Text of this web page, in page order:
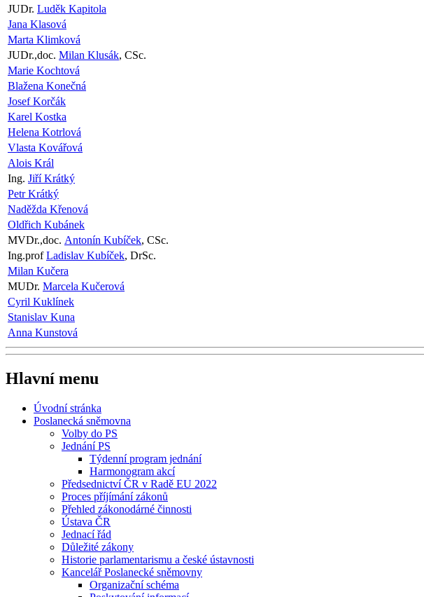
JUDr. Luděk Kapitola
Jana Klasová
Marta Klimková
JUDr.,doc. Milan Klusák, CSc.
Marie Kochtová
Blažena Konečná
Josef Korčák
Karel Kostka
Helena Kotrlová
Vlasta Kovářová
Alois Král
Ing. Jiří Krátký
Petr Krátký
Naděžda Křenová
Oldřich Kubánek
MVDr.,doc. Antonín Kubíček, CSc.
Ing.profLadislav Kubíček, DrSc.
Milan Kučera
MUDr. Marcela Kučerová
Cyril Kuklínek
Stanislav Kuna
Anna Kunstová
Hlavní menu
Úvodní stránka
Poslanecká sněmovna
Volby do PS
Jednání PS
Týdenní program jednání
Harmonogram akcí
Předsednictví ČR v Radě EU 2022
Proces příjímání zákonů
Přehled zákonodárné činnosti
Ústava ČR
Jednací řád
Důležité zákony
Historie parlamentarismu a české ústavnosti
Kancelář Poslanecké sněmovny
Organizační schéma